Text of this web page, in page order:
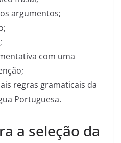
argumentos;
com uma
regras gramaticais da
Portuguesa.
a seleção da